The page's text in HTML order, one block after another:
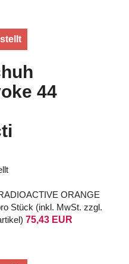
44
ORANGE
Stück (inkl. MwSt. zzgl.
) 75,43 EUR